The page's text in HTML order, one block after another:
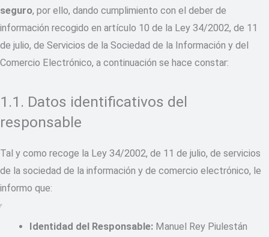
seguro, por ello, dando cumplimiento con el deber de
información recogido en artículo 10 de la Ley 34/2002, de 11
de julio, de Servicios de la Sociedad de la Información y del
Comercio Electrónico, a continuación se hace constar:
1.1. Datos identificativos del
responsable
Tal y como recoge la Ley 34/2002, de 11 de julio, de servicios
de la sociedad de la información y de comercio electrónico, le
informo que:
Identidad del Responsable: Manuel Rey Piulestán